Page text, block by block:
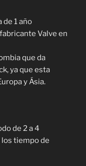
1 año
Valve en
que da
ya que esta
y Ásia.
de 2 a 4
tiempo de